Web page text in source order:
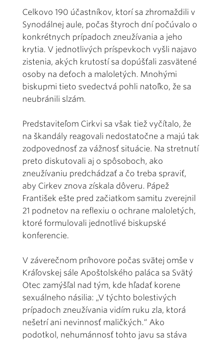
Celkovo 190 účastníkov, ktorí sa zhromaždili v
Synodálnej aule, počas štyroch dní počúvalo o
konkrétnych prípadoch zneužívania a jeho
krytia. V jednotlivých príspevkoch vyšli najavo
zistenia, akých krutostí sa dopúšťali zasvätené
osoby na deťoch a maloletých. Mnohými
biskupmi tieto svedectvá pohli natoľko, že sa
neubránili slzám.
Predstaviteľom Cirkvi sa však tiež vyčítalo, že
na škandály reagovali nedostatočne a majú tak
zodpovednosť za vážnosť situácie. Na stretnutí
preto diskutovali aj o spôsoboch, ako
zneužívaniu predchádzať a čo treba spraviť,
aby Cirkev znova získala dôveru. Pápež
František ešte pred začiatkom samitu zverejnil
21 podnetov na reflexiu o ochrane maloletých,
ktoré formulovali jednotlivé biskupské
konferencie.
V záverečnom príhovore počas svätej omše v
Kráľovskej sále Apoštolského paláca sa Svätý
Otec zamýšľal nad tým, kde hľadať korene
sexuálneho násilia: „V týchto bolestivých
prípadoch zneužívania vidím ruku zla, ktorá
nešetrí ani nevinnosť maličkých.“ Ako
podotkol, nehumánnosť tohto javu sa stáva